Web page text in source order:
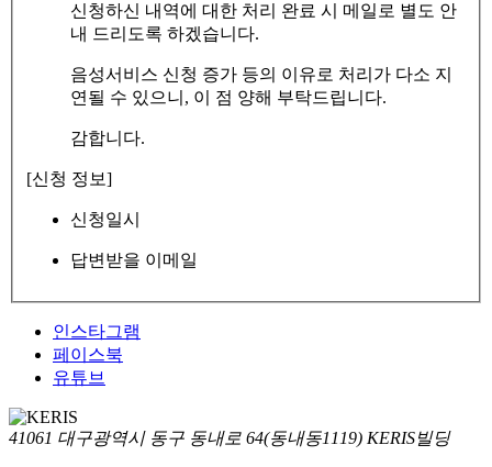
신청하신 내역에 대한 처리 완료 시 메일로 별도 안
내 드리도록 하겠습니다.
음성서비스 신청 증가 등의 이유로 처리가 다소 지
연될 수 있으니, 이 점 양해 부탁드립니다.
감합니다.
[신청 정보]
신청일시
답변받을 이메일
인스타그램
페이스북
유튜브
41061 대구광역시 동구 동내로 64(동내동1119) KERIS빌딩